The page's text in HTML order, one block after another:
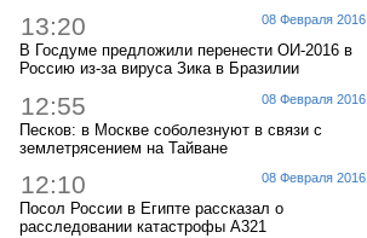
08 Февраля 2016
13:20
В Госдуме предложили перенести ОИ-2016 в
Россию из-за вируса Зика в Бразилии
08 Февраля 2016
12:55
Песков: в Москве соболезнуют в связи с
землетрясением на Тайване
08 Февраля 2016
12:10
Посол России в Египте рассказал о
расследовании катастрофы A321